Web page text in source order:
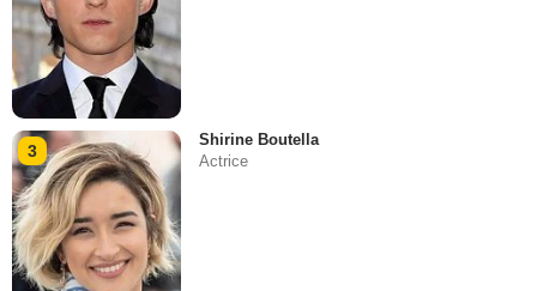
3
Shirine Boutella
Actrice